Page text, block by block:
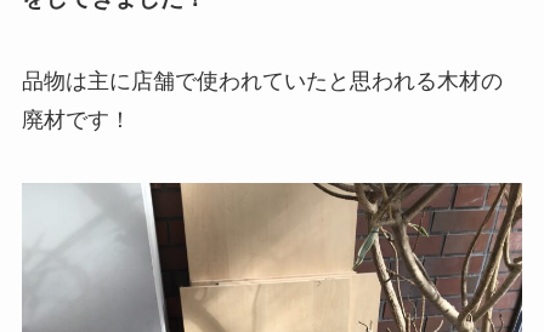
品物は主に店舗で使われていたと思われる木材の
廃材です！